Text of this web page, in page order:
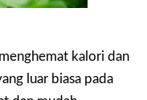
kalori dan
luar biasa pada